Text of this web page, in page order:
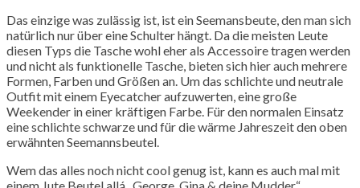
Das einzige was zulässig ist, ist ein Seemansbeute, den man sich
natürlich nur über eine Schulter hängt. Da die meisten Leute
diesen Typs die Tasche wohl eher als Accessoire tragen werden
und nicht als funktionelle Tasche, bieten sich hier auch mehrere
Formen, Farben und Größen an. Um das schlichte und neutrale
Outfit mit einem Eyecatcher aufzuwerten, eine große
Weekender in einer kräftigen Farbe. Für den normalen Einsatz
eine schlichte schwarze und für die wärme Jahreszeit den oben
erwähnten Seemannsbeutel.
Wem das alles noch nicht cool genug ist, kann es auch mal mit